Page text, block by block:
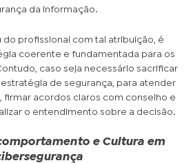
da informação.
do profissional com tal atribuição, é
coerente e fundamentada para os
caso seja necessário sacrificar
de segurança, para atender
firmar acordos claros com conselho e
o entendimento sobre a decisão.
e Cultura em